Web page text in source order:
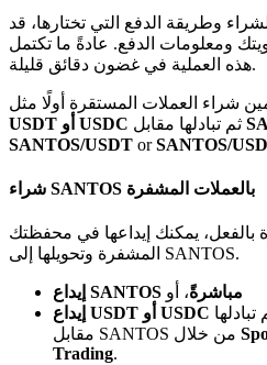
شركاء بيترو
شركاء Bitrue
تصل العمولات إلى 65٪!
وطريقة الدفع التي تختارها، قد
ومعلومات الدفع. عادةً ما تكتمل
هذه العملية في غضون دقائق قليلة.
شراء العملات المستقرة أولًا مثل
USDT أو USDC
SANTOS/USDT orSANTOS/
شراء SANTOS بالعملات المشفرة
يمكنك إيداعها في محفظتك
المشفرة وتحويلها إلى SANTOS.
إيداع SANTOS مباشرةً، أو
إيداع USDT أو USDC
Trading.